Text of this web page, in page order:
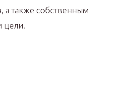
а также собственным
цели.